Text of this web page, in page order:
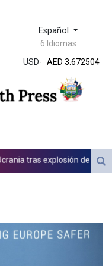
Español
6 Idiomas
USD-
ZWL 321.999592
AED 3.672504
AED 3.672504
AFN
ALL 80.629676
AMD
1491.937897
BBD 2.00813
tras explosión de un dron